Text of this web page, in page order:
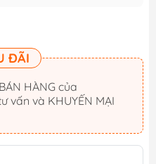
ĐÃI
HÀNG của
vấn và KHUYẾN MẠI